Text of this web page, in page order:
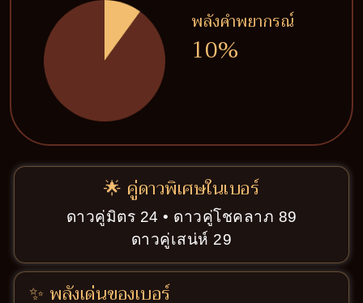
พลังคำพยากรณ์
10%
🌟 คู่ดาวพิเศษในเบอร์
ดาวคู่มิตร 24 • ดาวคู่โชคลาภ 89
ดาวคู่เสน่ห์ 29
✨ พลังเด่นของเบอร์